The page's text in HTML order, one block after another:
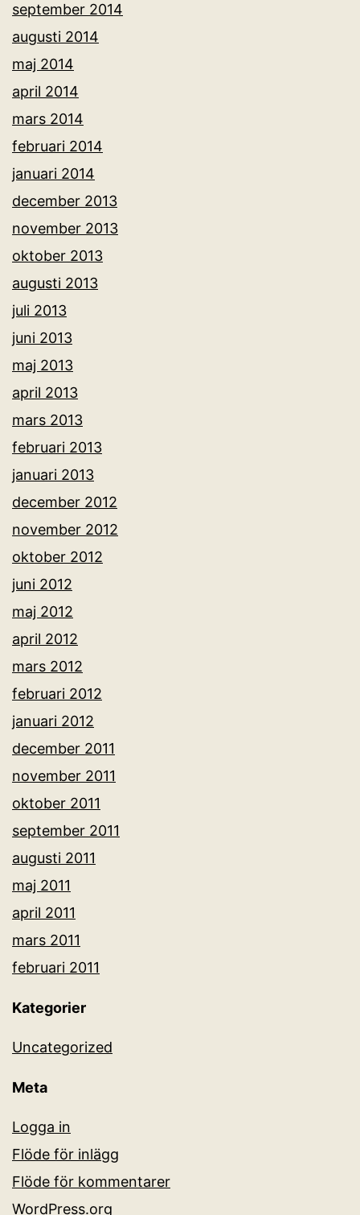
september 2014
augusti 2014
maj 2014
april 2014
mars 2014
februari 2014
januari 2014
december 2013
november 2013
oktober 2013
augusti 2013
juli 2013
juni 2013
maj 2013
april 2013
mars 2013
februari 2013
januari 2013
december 2012
november 2012
oktober 2012
juni 2012
maj 2012
april 2012
mars 2012
februari 2012
januari 2012
december 2011
november 2011
oktober 2011
september 2011
augusti 2011
maj 2011
april 2011
mars 2011
februari 2011
Kategorier
Uncategorized
Meta
Logga in
Flöde för inlägg
Flöde för kommentarer
WordPress.org